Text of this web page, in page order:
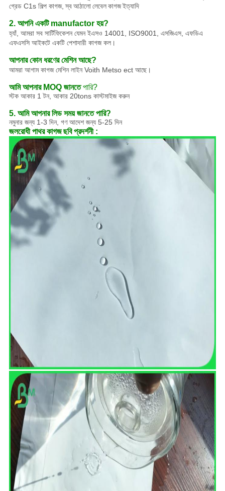
গ্রেড C1s শিল্প কাগজ,স্ব আঠালো লেবেল কাগজইত্যাদি
2. আপনি একটি manufactor হয়?
হ্যাঁ, আমরা সব সার্টিফিকেশন যেমন ইএসও 14001, ISO9001, এসজিএস, এফডিএ
এফএসসি আইকটে একটি পেশাদারী কাগজ কল।
আপনার কোন ধরণের মেশিন আছে?
আমরা আগাম কাগজ মেশিন লাইন Voith Metso ect আছে।
আমি আপনার MOQ জানতেপারি?
স্টক আকার 1 টন, আকার 20tons কাস্টমাইজ করুন
5. আমি আপনার লিড সময় জানতে পারি?
নমুনার জন্য 1-3 দিন, গণ আদেশ জন্য 5-25 দিন
জলরোধী পাথর কাগজছবি প্রদর্শনী :